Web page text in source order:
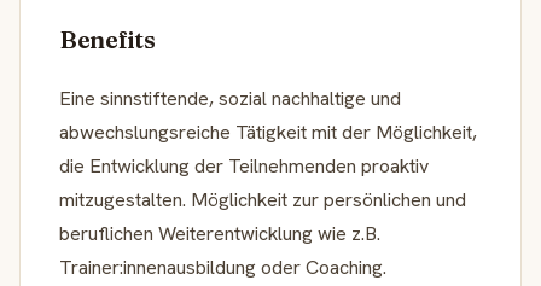
Benefits
Eine sinnstiftende, sozial nachhaltige und
abwechslungsreiche Tätigkeit mit der Möglichkeit,
die Entwicklung der Teilnehmenden proaktiv
mitzugestalten. Möglichkeit zur persönlichen und
beruflichen Weiterentwicklung wie z.B.
Trainer:innenausbildung oder Coaching.